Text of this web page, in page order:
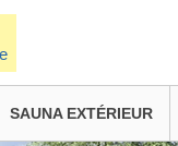
SAUNA EXTÉRIEUR